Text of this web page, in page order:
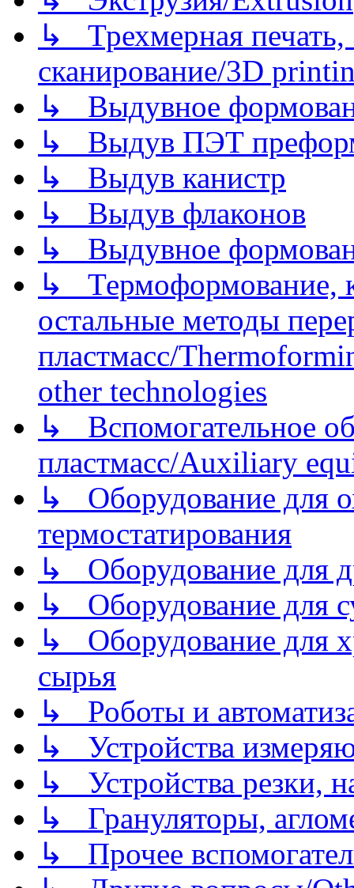
↳ Трехмерная
сканирование/3D
↳ Выдувное
↳ Выдув ПЭТ
↳ Выдув канистр
↳ Выдув флаконов
↳ Выдувное
↳ Термоформование,
остальные методы
пластмасс/
other technologies
↳ Вспомогательное
пластмасс/Auxiliary
↳ Оборудование для
термостатирования
↳ Оборудование для
↳ Оборудование для
↳ Оборудование для
сырья
↳ Роботы и
↳ Устройства
↳ Устройства резки,
↳ Грануляторы,
↳ Прочее